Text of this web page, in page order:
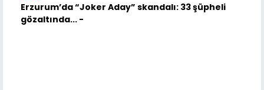
Erzurum’da “Joker Aday” skandalı: 33 şüpheli
gözaltında... -